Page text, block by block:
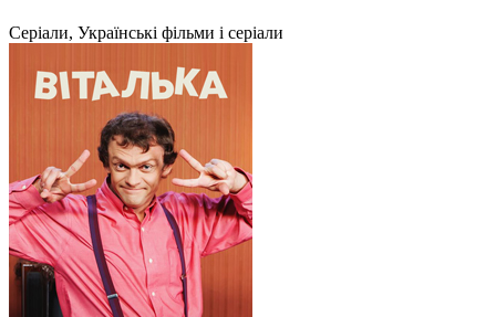
Серіали, Українські фільми і серіали